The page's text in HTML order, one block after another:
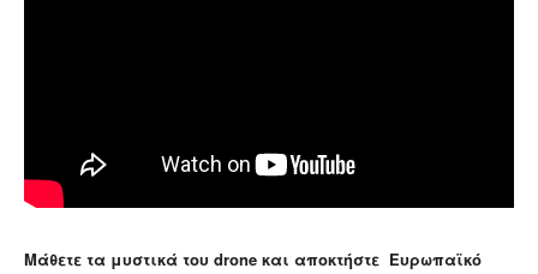
Μάθετε τα μυστικά του drone και αποκτήστε Ευρωπαϊκό